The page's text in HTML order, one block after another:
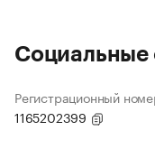
Регистрационный
1165202399